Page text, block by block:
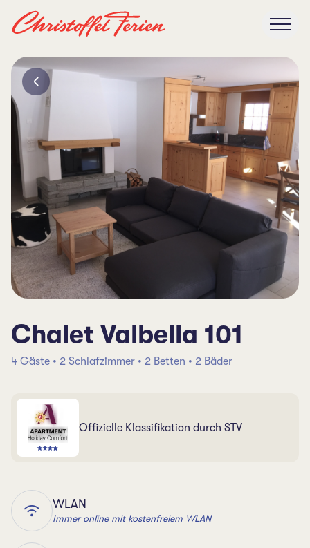
Chalet Valbella 101
4 Gäste • 2 Schlafzimmer • 2 Betten • 2 Bäder
Offizielle Klassifikation durch STV
WLAN
Immer online mit kostenfreiem WLAN